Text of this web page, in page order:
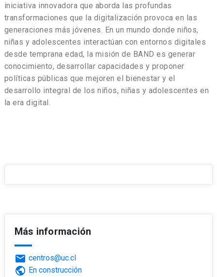
iniciativa innovadora que aborda las profundas
transformaciones que la digitalización provoca en las
generaciones más jóvenes. En un mundo donde niños,
niñas y adolescentes interactúan con entornos digitales
desde temprana edad, la misión de BAND es generar
conocimiento, desarrollar capacidades y proponer
políticas públicas que mejoren el bienestar y el
desarrollo integral de los niños, niñas y adolescentes en
la era digital.
Más información
email centros@uc.cl
public En construcción